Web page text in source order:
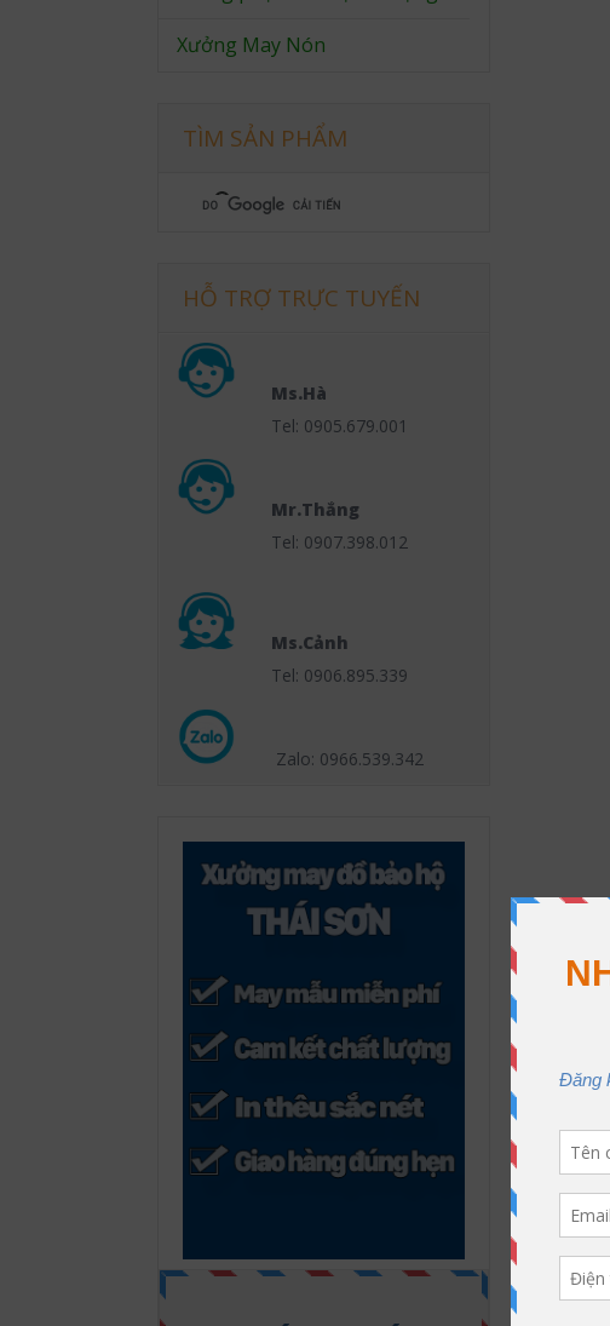
Xưởng May Nón
TÌM SẢN PHẨM
HỖ TRỢ TRỰC TUYẾN
Ms.Hà
Tel: 0905.679.001
Mr.Thắng
Tel: 0907.398.012
Ms.Cảnh
Tel: 0906.895.339
Zalo: 0966.539.342